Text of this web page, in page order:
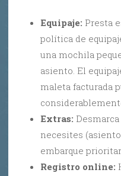
Equipaje: Presta
política de
una mochila
asiento. El
maleta facturada
Extras:
necesites
embarque
Registro online: